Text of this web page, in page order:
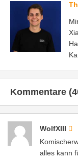
Kommentare
WolfXIII
alles kann